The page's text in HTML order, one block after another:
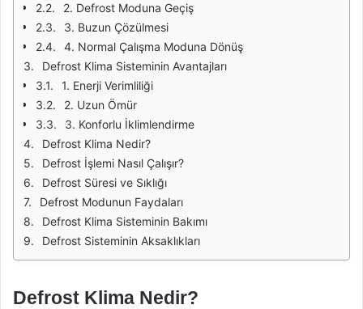
2. Defrost Moduna Geçiş
3. Buzun Çözülmesi
4. Normal Çalışma Moduna Dönüş
Defrost Klima Sisteminin Avantajları
1. Enerji Verimliliği
2. Uzun Ömür
3. Konforlu İklimlendirme
Defrost Klima Nedir?
Defrost İşlemi Nasıl Çalışır?
Defrost Süresi ve Sıklığı
Defrost Modunun Faydaları
Defrost Klima Sisteminin Bakımı
Defrost Sisteminin Aksaklıkları
Defrost Klima Nedir?